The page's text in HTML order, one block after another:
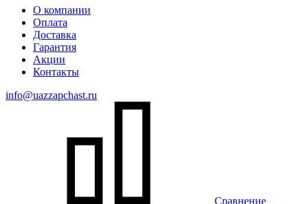
О компании
Оплата
Доставка
Гарантия
Акции
Контакты
info@uazzapchast.ru
Сравнение